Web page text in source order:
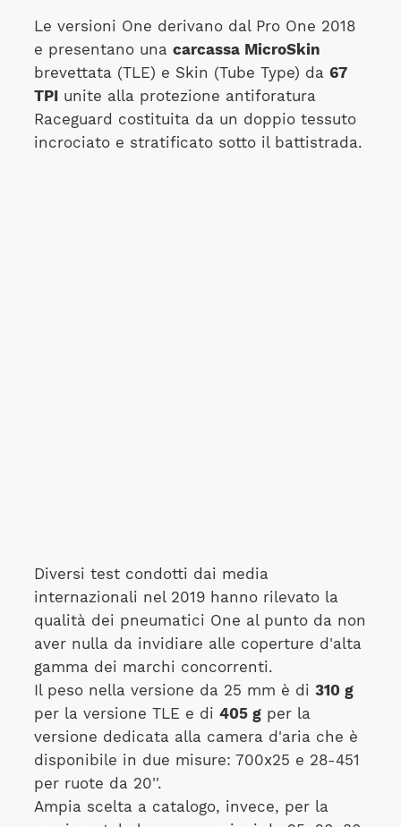
Le versioni One derivano dal Pro One 2018
e presentano una carcassa MicroSkin
brevettata (TLE) e Skin (Tube Type) da 67
TPIunite alla protezione antiforatura
Raceguard costituita da un doppio tessuto
incrociato e stratificato sotto il battistrada.
Diversi test condotti dai media
internazionali nel 2019 hanno rilevato la
qualità dei pneumatici One al punto da non
aver nulla da invidiare alle coperture d'alta
gamma dei marchi concorrenti.
Il peso nella versione da 25 mm è di 310 g
per la versione TLE e di 405 gper la
versione dedicata alla camera d'aria che è
disponibile in due misure: 700x25 e 28-451
per ruote da 20''.
Ampia scelta a catalogo, invece, per la